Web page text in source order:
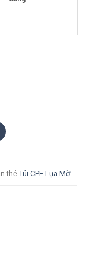
thẻ Túi CPE Lụa Mờ.